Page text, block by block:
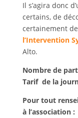
Il s’agira donc
certains, de
certainement
l’Intervention
Alto.
Nombre de
Tarif de la
Pour tout
à l’association :